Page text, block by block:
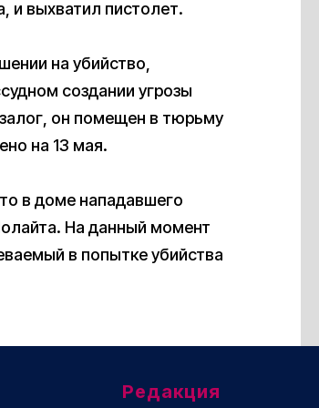
и выхватил пистолет.
на убийство,
создании угрозы
он помещен в тюрьму
на 13 мая.
в доме нападавшего
На данный момент
в попытке убийства
Редакция